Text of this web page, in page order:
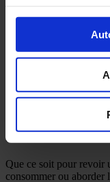
une dynamique
communication interne
la consommation
circulaire et autres
contribueront au
Structurez votre
Que ce soit pour revoir
consommer ou aborder